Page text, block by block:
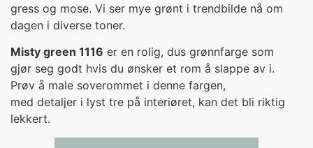
gress og mose. Vi ser mye grønt i trendbilde nå om
dagen i diverse toner.
Misty green 1116 er en rolig, dus grønnfarge som
gjør seg godt hvis du ønsker et rom å slappe av i.
Prøv å male soverommet i denne fargen,
med detaljer i lyst tre på interiøret, kan det bli riktig
lekkert.